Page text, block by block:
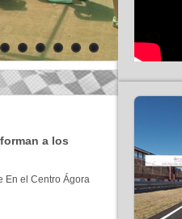
9 10 11 12 13 14
a los
En el Centro Ágora